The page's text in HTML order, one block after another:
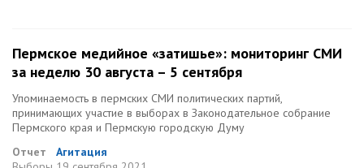
Пермское медийное «затишье»: мониторинг СМИ
за неделю 30 августа – 5 сентября
Упоминаемость в пермских СМИ политических партий,
принимающих участие в выборах в Законодательное собрание
Пермского края и Пермскую городскую Думу
Отчет
Агитация